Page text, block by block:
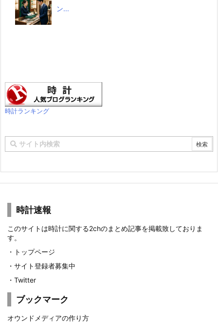
ン...
時計ランキング
時計速報
このサイトは時計に関する2chのまとめ記事を掲載致しておりま
す。
・ トップページ
・ サイト登録者募集中
・ Twitter
ブックマーク
オウンドメディアの作り方